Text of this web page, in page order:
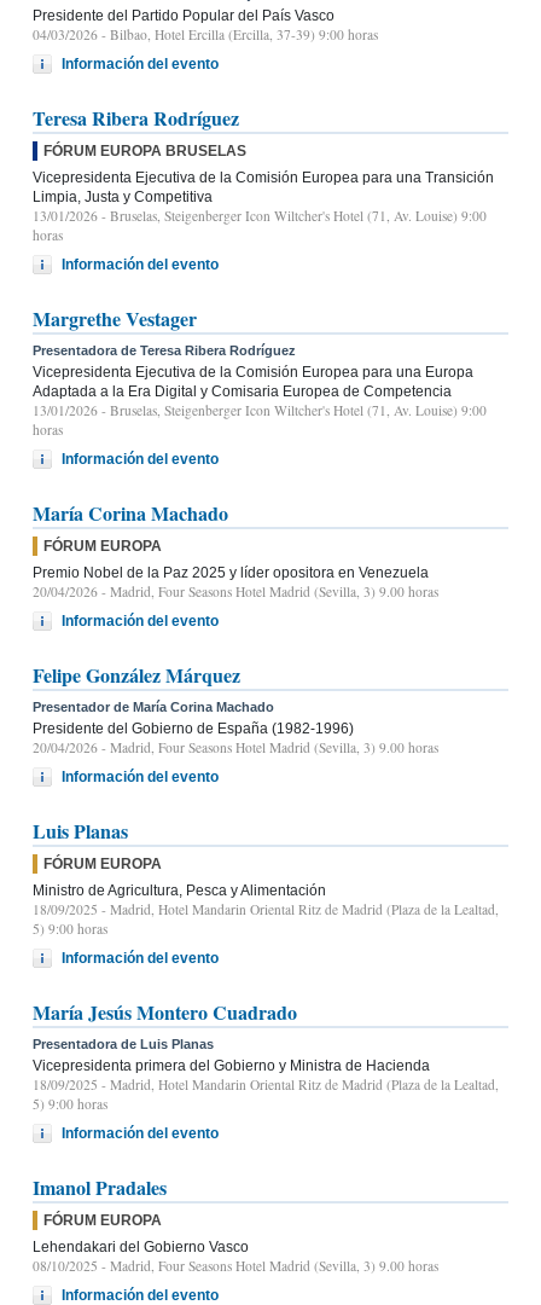
Presidente del Partido Popular del País Vasco
04/03/2026 - Bilbao, Hotel Ercilla (Ercilla, 37-39) 9:00 horas
Información del evento
Teresa Ribera Rodríguez
FÓRUM EUROPA BRUSELAS
Vicepresidenta Ejecutiva de la Comisión Europea para una Transición
Limpia, Justa y Competitiva
13/01/2026 - Bruselas, Steigenberger Icon Wiltcher's Hotel (71, Av. Louise) 9:00
horas
Información del evento
Margrethe Vestager
Presentadora de Teresa Ribera Rodríguez
Vicepresidenta Ejecutiva de la Comisión Europea para una Europa
Adaptada a la Era Digital y Comisaria Europea de Competencia
13/01/2026 - Bruselas, Steigenberger Icon Wiltcher's Hotel (71, Av. Louise) 9:00
horas
Información del evento
María Corina Machado
FÓRUM EUROPA
Premio Nobel de la Paz 2025 y líder opositora en Venezuela
20/04/2026 - Madrid, Four Seasons Hotel Madrid (Sevilla, 3) 9.00 horas
Información del evento
Felipe González Márquez
Presentador de María Corina Machado
Presidente del Gobierno de España (1982-1996)
20/04/2026 - Madrid, Four Seasons Hotel Madrid (Sevilla, 3) 9.00 horas
Información del evento
Luis Planas
FÓRUM EUROPA
Ministro de Agricultura, Pesca y Alimentación
18/09/2025 - Madrid, Hotel Mandarin Oriental Ritz de Madrid (Plaza de la Lealtad,
5) 9:00 horas
Información del evento
María Jesús Montero Cuadrado
Presentadora de Luis Planas
Vicepresidenta primera del Gobierno y Ministra de Hacienda
18/09/2025 - Madrid, Hotel Mandarin Oriental Ritz de Madrid (Plaza de la Lealtad,
5) 9:00 horas
Información del evento
Imanol Pradales
FÓRUM EUROPA
Lehendakari del Gobierno Vasco
08/10/2025 - Madrid, Four Seasons Hotel Madrid (Sevilla, 3) 9.00 horas
Información del evento